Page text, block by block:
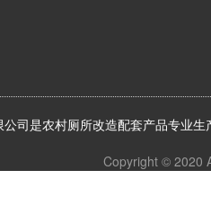
司是农村厕所改造配套产品专业生
Copyright © 2020